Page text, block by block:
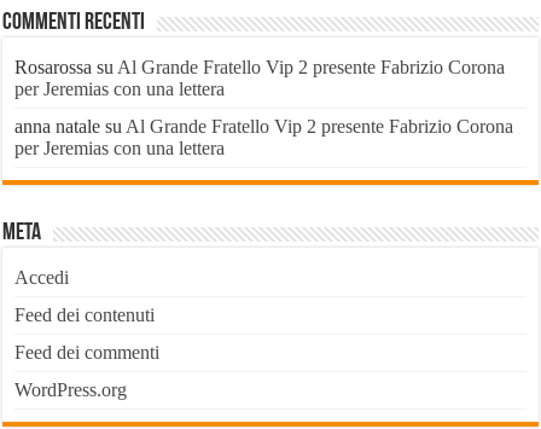
Commenti recenti
Rosarossa su Al Grande Fratello Vip 2 presente Fabrizio Corona
per Jeremias con una lettera
anna natale su Al Grande Fratello Vip 2 presente Fabrizio Corona
per Jeremias con una lettera
Meta
Accedi
Feed dei contenuti
Feed dei commenti
WordPress.org